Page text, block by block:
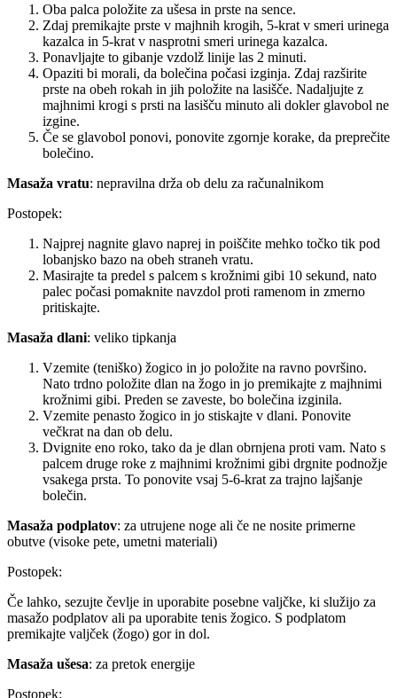
Oba palca položite za ušesa in prste na sence.
Zdaj premikajte prste v majhnih krogih, 5-krat v smeri urinega
kazalca in 5-krat v nasprotni smeri urinega kazalca.
Ponavljajte to gibanje vzdolž linije las 2 minuti.
Opaziti bi morali, da bolečina počasi izginja. Zdaj razširite
prste na obeh rokah in jih položite na lasišče. Nadaljujte z
majhnimi krogi s prsti na lasišču minuto ali dokler glavobol ne
izgine.
Če se glavobol ponovi, ponovite zgornje korake, da preprečite
bolečino.
Masaža vratu: nepravilna drža ob delu za računalnikom
Postopek:
Najprej nagnite glavo naprej in poiščite mehko točko tik pod
lobanjsko bazo na obeh straneh vratu.
Masirajte ta predel s palcem s krožnimi gibi 10 sekund, nato
palec počasi pomaknite navzdol proti ramenom in zmerno
pritiskajte.
Masaža dlani: veliko tipkanja
Vzemite (teniško) žogico in jo položite na ravno površino.
Nato trdno položite dlan na žogo in jo premikajte z majhnimi
krožnimi gibi. Preden se zaveste, bo bolečina izginila.
Vzemite penasto žogico in jo stiskajte v dlani. Ponovite
večkrat na dan ob delu.
Dvignite eno roko, tako da je dlan obrnjena proti vam. Nato s
palcem druge roke z majhnimi krožnimi gibi drgnite podnožje
vsakega prsta. To ponovite vsaj 5-6-krat za trajno lajšanje
bolečin.
Masaža podplatov: za utrujene noge ali če ne nosite primerne
obutve (visoke pete, umetni materiali)
Postopek:
Če lahko, sezujte čevlje in uporabite posebne valjčke, ki služijo za
masažo podplatov ali pa uporabite tenis žogico. S podplatom
premikajte valjček (žogo) gor in dol.
Masaža ušesa: za pretok energije
Postopek: